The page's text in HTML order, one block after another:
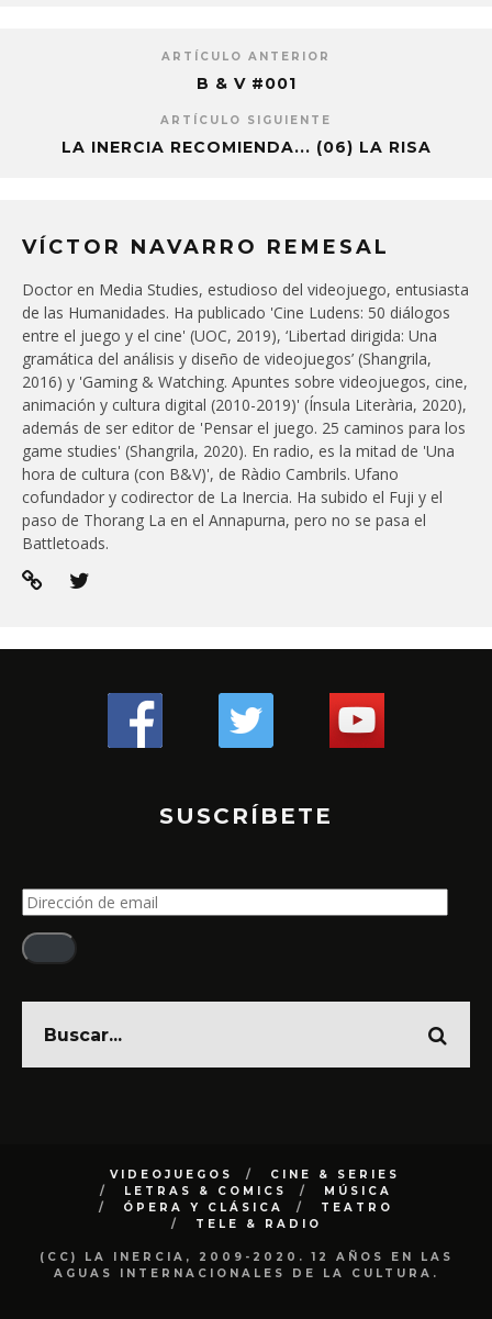
ARTÍCULO ANTERIOR
B & V #001
ARTÍCULO SIGUIENTE
LA INERCIA RECOMIENDA... (06) LA RISA
VÍCTOR NAVARRO REMESAL
Doctor en Media Studies, estudioso del videojuego, entusiasta
de las Humanidades. Ha publicado 'Cine Ludens: 50 diálogos
entre el juego y el cine' (UOC, 2019), ‘Libertad dirigida: Una
gramática del análisis y diseño de videojuegos’ (Shangrila,
2016) y 'Gaming & Watching. Apuntes sobre videojuegos, cine,
animación y cultura digital (2010-2019)' (Ínsula Literària, 2020),
además de ser editor de 'Pensar el juego. 25 caminos para los
game studies' (Shangrila, 2020). En radio, es la mitad de 'Una
hora de cultura (con B&V)', de Ràdio Cambrils. Ufano
cofundador y codirector de La Inercia. Ha subido el Fuji y el
paso de Thorang La en el Annapurna, pero no se pasa el
Battletoads.
SUSCRÍBETE
Dirección
de
email
VIDEOJUEGOS
CINE & SERIES
LETRAS & COMICS
MÚSICA
ÓPERA Y CLÁSICA
TEATRO
TELE & RADIO
(CC) LA INERCIA, 2009-2020. 12 AÑOS EN LAS
AGUAS INTERNACIONALES DE LA CULTURA.